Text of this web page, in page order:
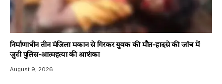
निर्माणाधीन तीन मंजिला मकान से गिरकर युवक की मौत-हादसे की जांच में
जुटी पुलिस-आत्महत्या की आशंका
August 9, 2026